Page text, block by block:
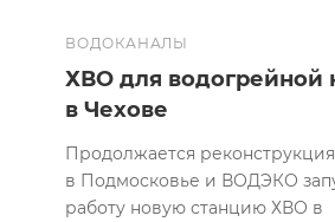
ВОДОКАНАЛЫ
ХВО для водогрейной
в Чехове
Продолжается
в Подмосковье и ВОДЭКО
работу новую станцию ХВО в